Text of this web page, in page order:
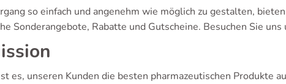
so einfach und angenehm wie möglich zu gestalten,
Sonderangebote, Rabatte und Gutscheine. Besuchen Sie
es, unseren Kunden die besten pharmazeutischen Produkte